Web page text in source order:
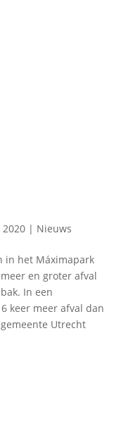
| Nieuws
in het Máximapark
en groter afval
In een
keer meer afval dan
Utrecht